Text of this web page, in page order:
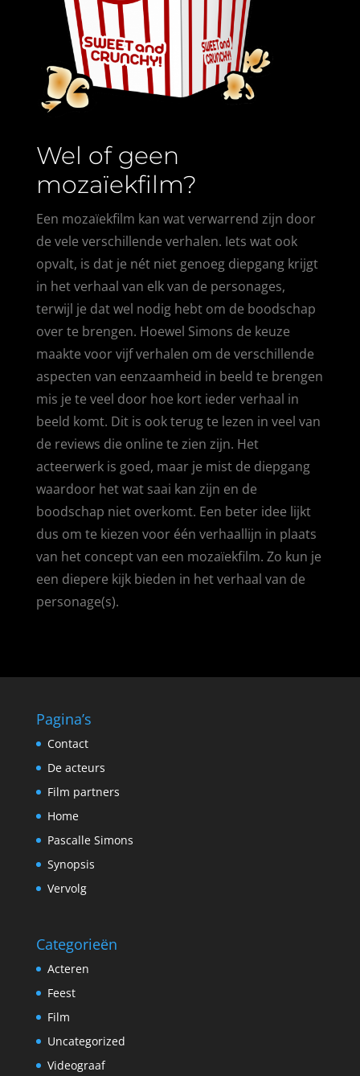
Wel of geen
mozaïekfilm?
Een mozaïekfilm kan wat verwarrend zijn door
de vele verschillende verhalen. Iets wat ook
opvalt, is dat je nét niet genoeg diepgang krijgt
in het verhaal van elk van de personages,
terwijl je dat wel nodig hebt om de boodschap
over te brengen. Hoewel Simons de keuze
maakte voor vijf verhalen om de verschillende
aspecten van eenzaamheid in beeld te brengen
mis je te veel door hoe kort ieder verhaal in
beeld komt. Dit is ook terug te lezen in veel van
de reviews die online te zien zijn. Het
acteerwerk is goed, maar je mist de diepgang
waardoor het wat saai kan zijn en de
boodschap niet overkomt. Een beter idee lijkt
dus om te kiezen voor één verhaallijn in plaats
van het concept van een mozaïekfilm. Zo kun je
een diepere kijk bieden in het verhaal van de
personage(s).
Pagina’s
Contact
De acteurs
Film partners
Home
Pascalle Simons
Synopsis
Vervolg
Categorieën
Acteren
Feest
Film
Uncategorized
Videograaf